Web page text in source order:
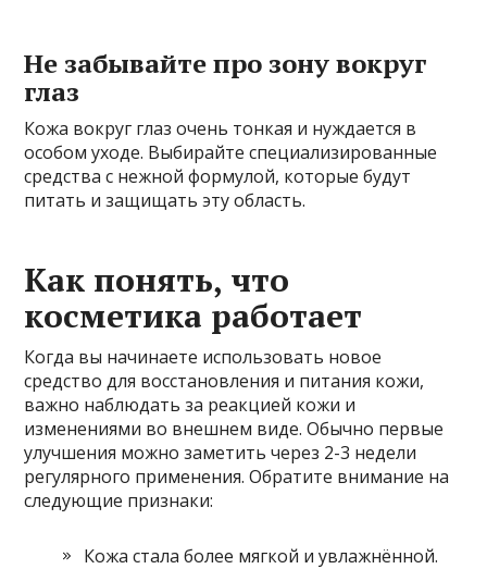
Не забывайте про зону вокруг
глаз
Кожа вокруг глаз очень тонкая и нуждается в
особом уходе. Выбирайте специализированные
средства с нежной формулой, которые будут
питать и защищать эту область.
Как понять, что
косметика работает
Когда вы начинаете использовать новое
средство для восстановления и питания кожи,
важно наблюдать за реакцией кожи и
изменениями во внешнем виде. Обычно первые
улучшения можно заметить через 2-3 недели
регулярного применения. Обратите внимание на
следующие признаки:
Кожа стала более мягкой и увлажнённой.